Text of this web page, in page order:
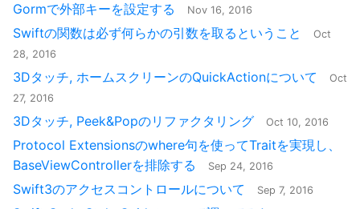
Gormで外部キーを設定する Nov 16, 2016
Swiftの関数は必ず何らかの引数を取るということ
Oct
28, 2016
3Dタッチ, ホームスクリーンのQuickActionについて
Oct
27, 2016
3Dタッチ, Peek&Popのリファクタリング Oct 10, 2016
Protocol Extensionsのwhere句を使ってTraitを実現し、
BaseViewControllerを排除する
Sep 24, 2016
Swift3のアクセスコントロールについて Sep 7, 2016